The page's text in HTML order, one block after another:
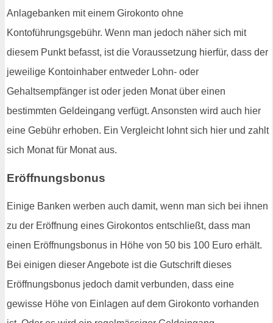
Anlagebanken mit einem Girokonto ohne
Kontoführungsgebühr. Wenn man jedoch näher sich mit
diesem Punkt befasst, ist die Voraussetzung hierfür, dass der
jeweilige Kontoinhaber entweder Lohn- oder
Gehaltsempfänger ist oder jeden Monat über einen
bestimmten Geldeingang verfügt. Ansonsten wird auch hier
eine Gebühr erhoben. Ein Vergleicht lohnt sich hier und zahlt
sich Monat für Monat aus.
Eröffnungsbonus
Einige Banken werben auch damit, wenn man sich bei ihnen
zu der Eröffnung eines Girokontos entschließt, dass man
einen Eröffnungsbonus in Höhe von 50 bis 100 Euro erhält.
Bei einigen dieser Angebote ist die Gutschrift dieses
Eröffnungsbonus jedoch damit verbunden, dass eine
gewisse Höhe von Einlagen auf dem Girokonto vorhanden